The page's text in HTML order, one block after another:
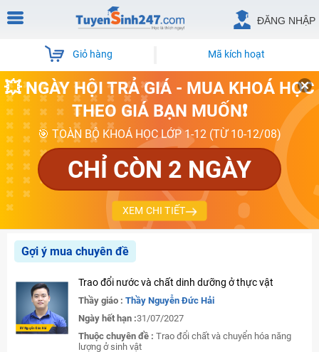
ĐĂNG NHẬP
Giỏ hàng Mã kích hoạt
💥 NGÀY HỘI TRẢ GIÁ - MUA KHOÁ HỌC
THEO GIÁ BẠN MUỐN❗
🎯 TOÀN BỘ KHOÁ HỌC LỚP 1-12 (TỪ 10-12/08)
CHỈ CÒN 2 NGÀY
XEM CHI TIẾT
Gợi ý mua chuyên đề
Trao đổi nước và chất dinh dưỡng ở thực vật
Thầy giáo : Thầy Nguyễn Đức Hải
Ngày hết hạn :31/07/2027
Thuộc chuyên đề : Trao đổi chất và chuyển hóa năng
lượng ở sinh vật